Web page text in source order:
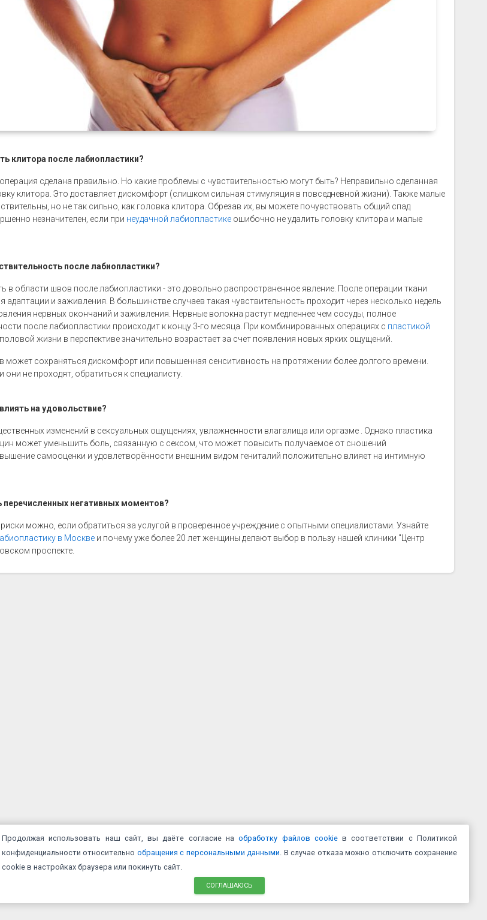
клитора после лабиопластики?
сделана правильно. Но какие проблемы с чувствительностью могут быть? Неправильно сделанная
клитора. Это доставляет дискомфорт (слишком сильная стимуляция в повседневной жизни). Также малые
но не так сильно, как головка клитора. Обрезав их, вы можете почувствовать общий спад
незначителен, если при неудачной лабиопластике ошибочно не удалить головку клитора и малые
после лабиопластики?
в области швов после лабиопластики - это довольно распространенное явление. После операции ткани
адаптации и заживления. В большинстве случаев такая чувствительность проходит через несколько недель
нервных окончаний и заживления. Нервные волокна растут медленнее чем сосуды, полное
после лабиопластики происходит к концу 3-го месяца. При комбинированных операциях с пластикой
жизни в перспективе значительно возрастает за счет появления новых ярких ощущений.
может сохраняться дискомфорт или повышенная сенситивность на протяжении более долгого времени.
они не проходят, обратиться к специалисту.
на удовольствие?
изменений в сексуальных ощущениях, увлажненности влагалища или оргазме . Однако пластика
может уменьшить боль, связанную с сексом, что может повысить получаемое от сношений
самооценки и удовлетворённости внешним видом гениталий положительно влияет на интимную
негативных моментов?
можно, если обратиться за услугой в проверенное учреждение с опытными специалистами. Узнайте
в Москве и почему уже более 20 лет женщины делают выбор в пользу нашей клиники "Центр
проспекте.
Продолжая использовать наш сайт, вы даёте согласие наобработку файлов cookieв соответствии с Политикой
конфиденциальности относительно обращения с персональными данными. В случае отказа можно отключить сохранение
cookie в настройках браузера или покинуть сайт.
СОГЛАШАЮСЬ